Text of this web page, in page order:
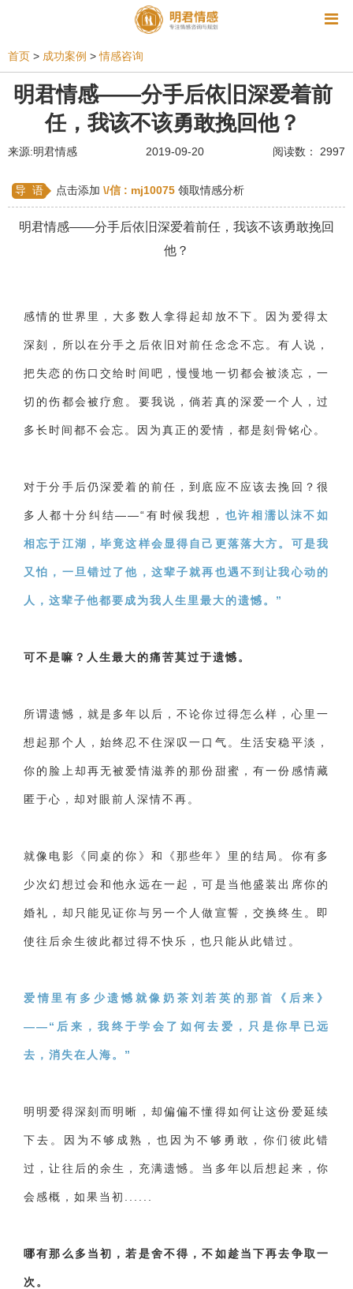
相亲 恋爱技巧 挽回爱情
挽救婚姻 爱情相关 星座情感 离婚
姻缘测试 美容 怀孕 交友
感情挽回 双鱼座男生 情感测试
水瓶座男生 摩羯座男生 射手座男生
天秤座男生
爱情小说 巨蟹座男生 爱情电影 双子座男生
不和 金牛座男生 白羊座男生 吵架
财产分割 外遇 分手 第三者 心态
十二生肖 分手复合 梦见 抽签算命
异地恋 明星 气质 美妆 情感挽回
化妆 挽留前任 避孕 挽回男友 孕妇食谱
挽回老公 产检 家庭暴力 孕中期
经营婚姻 婚姻修复 孕早期 感情挽回
交流沟通 约会 情感语录 情商 两性健康
其他
首页 > 成功案例 > 情感咨询
明君情感——分手后依旧深爱着前
任，我该不该勇敢挽回他？
来源:明君情感 2019-09-20 阅读数： 2997
导 语 点击添加 \/信 : mj10075 领取情感分析
明君情感——分手后依旧深爱着前任，我该不该勇敢挽回
他？
感情的世界里，大多数人拿得起却放不下。因为爱得太
深刻，所以在分手之后依旧对前任念念不忘。有人说，
把失恋的伤口交给时间吧，慢慢地一切都会被淡忘，一
切的伤都会被疗愈。要我说，倘若真的深爱一个人，过
多长时间都不会忘。因为真正的爱情，都是刻骨铭心。
对于分手后仍深爱着的前任，到底应不应该去挽回？很
多人都十分纠结——“有时候我想， 也许相濡以沫不如
相忘于江湖，毕竟这样会显得自己更落落大方。可是我
又怕，一旦错过了他，这辈子就再也遇不到让我心动的
人，这辈子他都要成为我人生里最大的遗憾。”
可不是嘛？人生最大的痛苦莫过于遗憾。
所谓遗憾，就是多年以后，不论你过得怎么样，心里一
想起那个人，始终忍不住深叹一口气。生活安稳平淡，
你的脸上却再无被爱情滋养的那份甜蜜，有一份感情藏
匿于心，却对眼前人深情不再。
就像电影《同桌的你》和《那些年》里的结局。你有多
少次幻想过会和他永远在一起，可是当他盛装出席你的
婚礼，却只能见证你与另一个人做宣誓，交换终生。即
使往后余生彼此都过得不快乐，也只能从此错过。
爱情里有多少遗憾就像奶茶刘若英的那首《后来》
——“后来，我终于学会了如何去爱，只是你早已远
去，消失在人海。”
明明爱得深刻而明晰，却偏偏不懂得如何让这份爱延续
下去。因为不够成熟，也因为不够勇敢，你们彼此错
过，让往后的余生，充满遗憾。当多年以后想起来，你
会感概，如果当初......
哪有那么多当初，若是舍不得，不如趁当下再去争取一
次。